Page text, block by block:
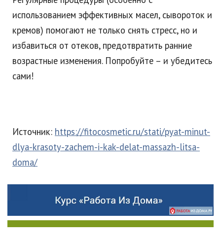
использованием эффективных масел, сывороток и
кремов) помогают не только снять стресс, но и
избавиться от отеков, предотвратить ранние
возрастные изменения. Попробуйте – и убедитесь
сами!
Источник: https://fitocosmetic.ru/stati/pyat-minut-
dlya-krasoty-zachem-i-kak-delat-massazh-litsa-
doma/